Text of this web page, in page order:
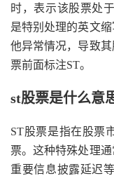
时，表示该股票处
是特别处理的英文
他异常情况，导致
票前面标注ST。
st股票是什么意
ST股票是指在股票
票。这种特殊处理
重要信息披露延迟